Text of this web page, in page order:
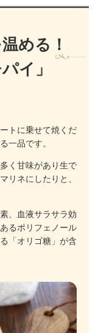
める！
イ」
トに乗せて焼くだ
一品です。
く甘味があり生で
リネにしたりと、
、血液サラサラ効
るポリフェノール
「オリゴ糖」が含